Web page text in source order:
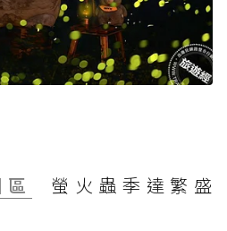
螢火蟲季達繁盛